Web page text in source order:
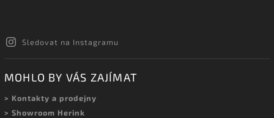
Sledovat na Instagramu
MOHLO BY VÁS ZAJÍMAT
> Kontakty a prodejny
> Showroom Herink